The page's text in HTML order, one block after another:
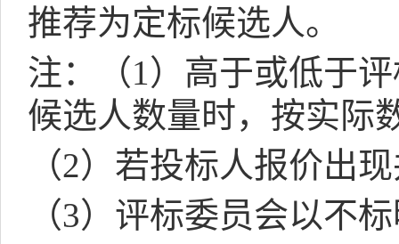
推荐为定标候选人。
注：（1）高于或低于
候选人数量时，按实际
（2）若投标人报价出
（3）评标委员会以不